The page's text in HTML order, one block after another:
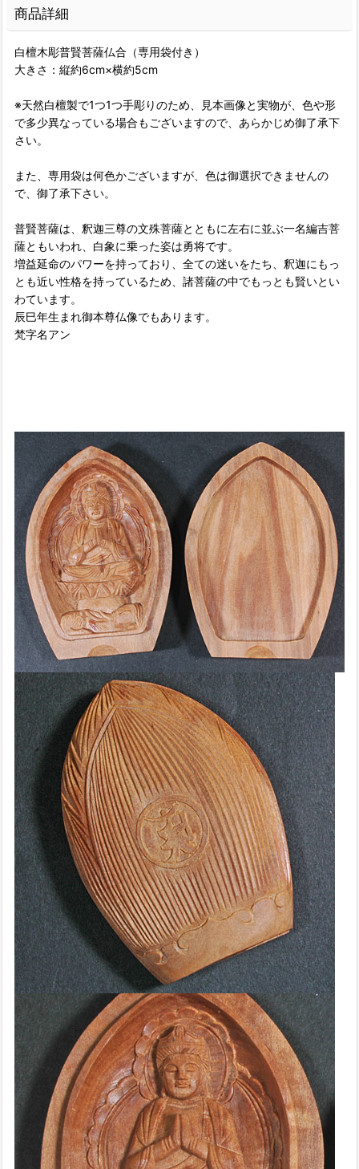
商品詳細
白檀木彫普賢菩薩仏合（専用袋付き）
大きさ：縦約6cm×横約5cm
※天然白檀製で1つ1つ手彫りのため、見本画像と実物が、色や形
で多少異なっている場合もございますので、あらかじめ御了承下
さい。
また、専用袋は何色かございますが、色は御選択できませんの
で、御了承下さい。
普賢菩薩は、釈迦三尊の文殊菩薩とともに左右に並ぶ一名編吉菩
薩ともいわれ、白象に乗った姿は勇将です。
増益延命のパワーを持っており、全ての迷いをたち、釈迦にもっ
とも近い性格を持っているため、諸菩薩の中でもっとも賢いとい
わています。
辰巳年生まれ御本尊仏像でもあります。
梵字名アン